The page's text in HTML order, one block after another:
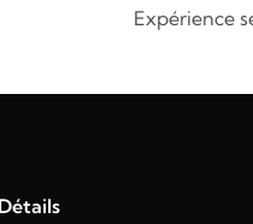
Expérience
Détails